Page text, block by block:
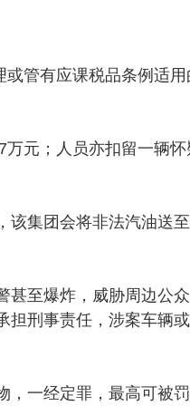
管有应课税品条例适
元；人员亦扣留一辆
集团会将非法汽油送
至爆炸，威胁周边公
刑事责任，涉案车辆
，一经定罪，最高可被